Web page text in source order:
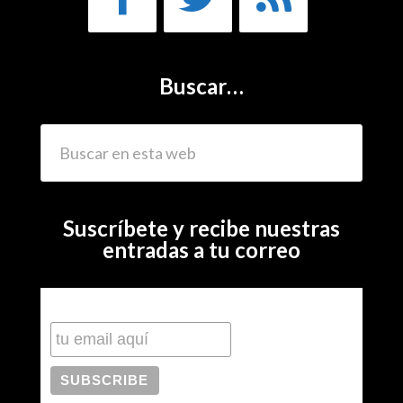
Buscar…
Suscríbete y recibe nuestras
entradas a tu correo